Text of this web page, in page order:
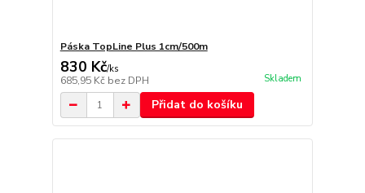
Páska TopLine Plus 1cm/500m
830 Kč/ks
685,95 Kč bez DPH Skladem
Přidat do košíku